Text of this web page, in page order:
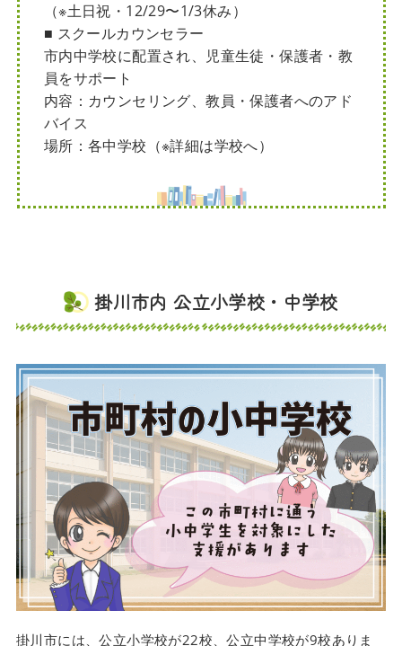
（※土日祝・12/29〜1/3休み）
■ スクールカウンセラー
市内中学校に配置され、児童生徒・保護者・教
員をサポート
内容：カウンセリング、教員・保護者へのアド
バイス
場所：各中学校（※詳細は学校へ）
掛川市内 公立小学校・中学校
掛川市には、公立小学校が22校、公立中学校が9校ありま